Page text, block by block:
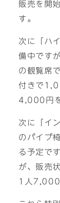
販売を開
す。
次に「ハ
備中です
の観覧席
付きで
4,000円を
次に「イ
のパイプ
る予定で
が、販売
1人7,000